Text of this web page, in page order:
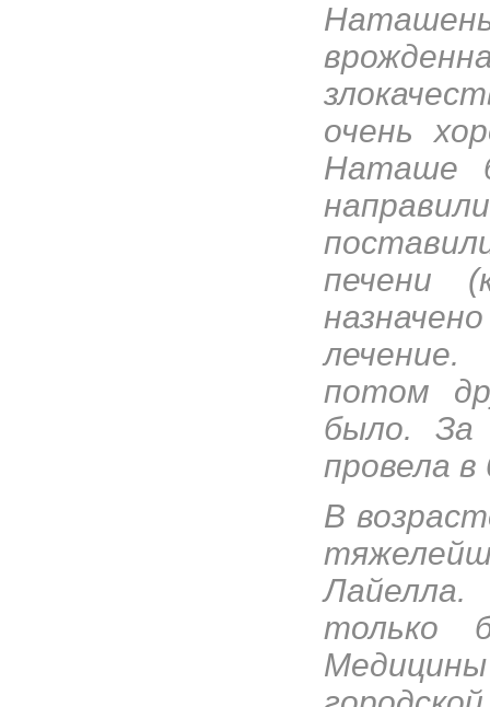
очень
Наташе
печени
потом
было. За
провела
В
Лайелла.
только